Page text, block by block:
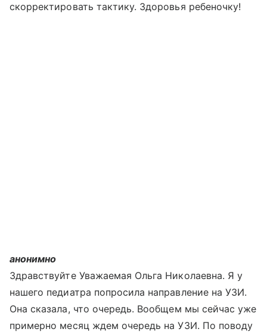
скорректировать тактику. Здоровья ребеночку!
анонимно
Здравствуйте Уважаемая Ольга Николаевна. Я у
нашего педиатра попросила направление на УЗИ.
Она сказала, что очередь. Вообщем мы сейчас уже
примерно месяц ждем очередь на УЗИ. По поводу